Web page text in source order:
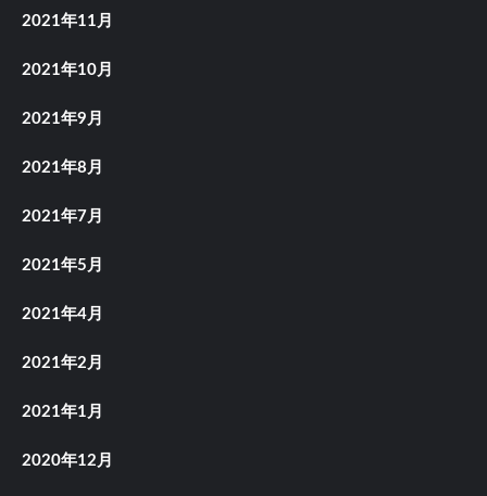
2021年11月
2021年10月
2021年9月
2021年8月
2021年7月
2021年5月
2021年4月
2021年2月
2021年1月
2020年12月